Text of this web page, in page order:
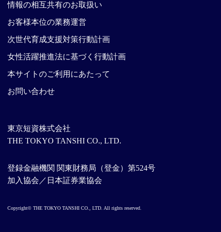
東京短資株式会社
THE TOKYO TANSHI CO., LTD.
登録金融機関 関東財務局（登金）第524号
加入協会／日本証券業協会
情報の相互共有のお取扱い
お客様本位の業務運営
次世代育成支援対策行動計画
女性活躍推進法に基づく行動計画
本サイトのご利用にあたって
お問い合わせ
Copyright© THE TOKYO TANSHI CO., LTD. All rights reserved.